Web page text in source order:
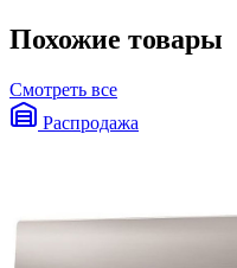
Похожие товары
Смотреть все
Распродажа